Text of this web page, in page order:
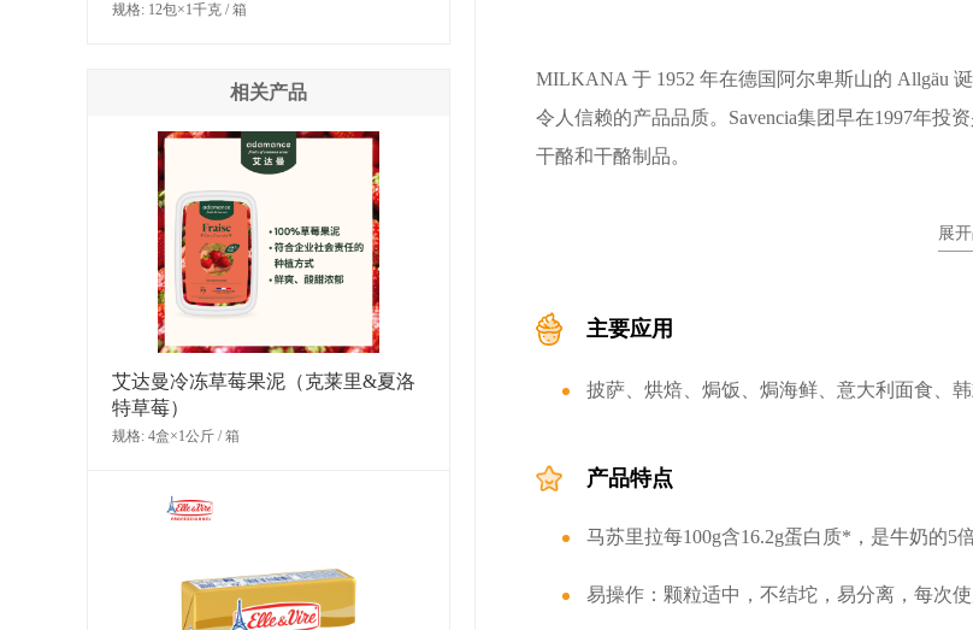
规格: 12包×1千克 / 箱
相关产品
艾达曼冷冻草莓果泥（克莱里&夏洛
特草莓）
规格: 4盒×1公斤 / 箱
MILKANA 于 1952 年在德国阿尔卑斯山的 Allgäu
令人信赖的产品品质。Savencia集团早在1997年投
干酪和干酪制品。
国餐饮市场的专业奶酪品牌，将通过深入研究中展
主要应用
披萨、烘焙、焗饭、焗海鲜、意大利面食、
产品特点
马苏里拉每100g含16.2g蛋白质*，是牛奶的5
易操作：颗粒适中，不结坨，易分离，每次